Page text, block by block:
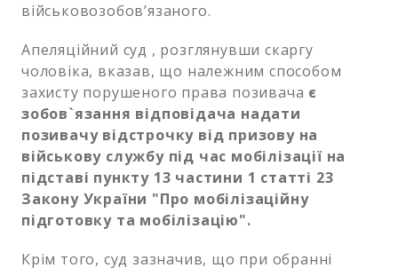
військовозобов’язаного.
Апеляційний суд , розглянувши скаргу
чоловіка, вказав, що належним способом
захисту порушеного права позивача є
зобов`язання відповідача надати
позивачу відстрочку від призову на
військову службу під час мобілізації на
підставі пункту 13 частини 1 статті 23
Закону України "Про мобілізаційну
підготовку та мобілізацію".
Крім того, суд зазначив, що при обранні